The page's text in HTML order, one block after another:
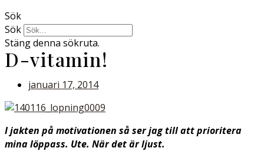
Sök
Sök
Stäng denna sökruta.
D-vitamin!
januari 17, 2014
I jakten på motivationen så ser jag till att prioritera
mina löppass. Ute. När det är ljust.